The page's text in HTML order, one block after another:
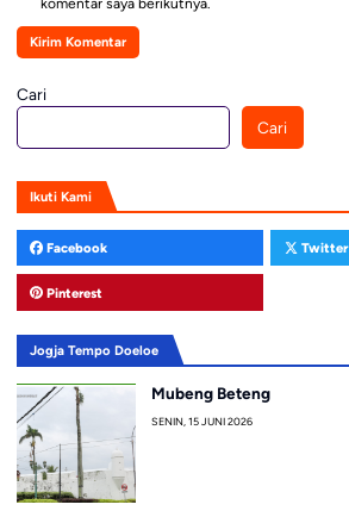
komentar saya berikutnya.
Cari
Cari
Ikuti Kami
Facebook Twitter
Pinterest
Jogja Tempo Doeloe
Mubeng Beteng
SENIN, 15 JUNI 2026